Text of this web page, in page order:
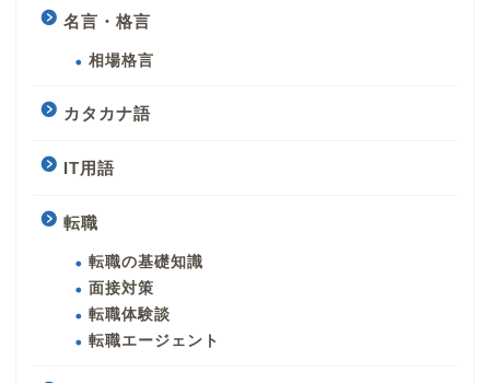
名言・格言
相場格言
カタカナ語
IT用語
転職
転職の基礎知識
面接対策
転職体験談
転職エージェント